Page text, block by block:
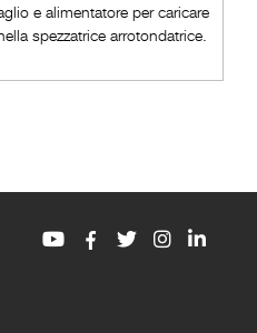
e alimentatore per caricare
spezzatrice arrotondatrice.